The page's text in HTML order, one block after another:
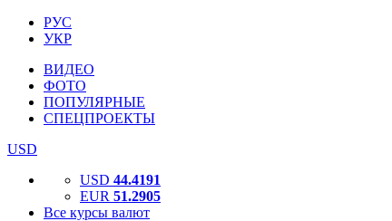
РУС
УКР
ВИДЕО
ФОТО
ПОПУЛЯРНЫЕ
СПЕЦПРОЕКТЫ
USD
USD 44.4191
EUR 51.2905
Все курсы валют